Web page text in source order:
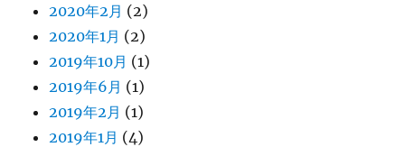
2020年2月 (2)
2020年1月 (2)
2019年10月 (1)
2019年6月 (1)
2019年2月 (1)
2019年1月 (4)